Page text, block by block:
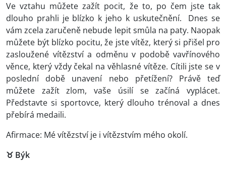
Ve vztahu můžete zažít pocit, že to, po čem jste tak
dlouho prahli je blízko k jeho k uskutečnění. Dnes se
vám zcela zaručeně nebude lepit smůla na paty. Naopak
můžete být blízko pocitu, že jste vítěz, který si přišel pro
zasloužené vítězství a odměnu v podobě vavřínového
věnce, který vždy čekal na věhlasné vítěze. Cítili jste se v
poslední době unavení nebo přetížení? Právě teď
můžete zažít zlom, vaše úsilí se začíná vyplácet.
Představte si sportovce, který dlouho trénoval a dnes
přebírá medaili.
Afirmace: Mé vítězství je i vítězstvím mého okolí.
♉ Býk